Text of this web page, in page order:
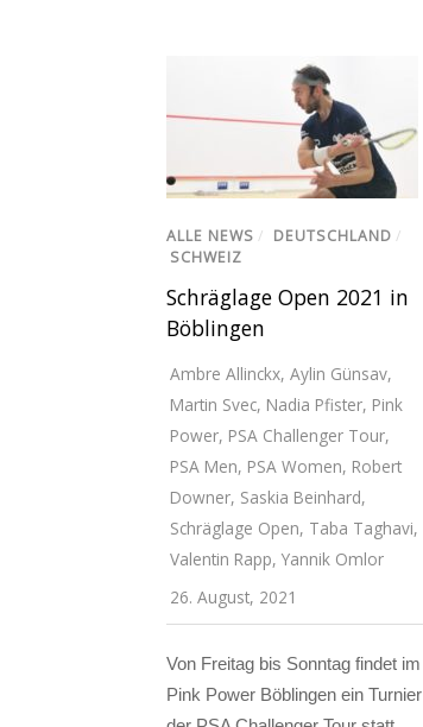
ALLE NEWS / DEUTSCHLAND /
SCHWEIZ
Schräglage Open 2021 in
Böblingen
Ambre Allinckx, Aylin Günsav,
Martin Svec, Nadia Pfister, Pink
Power, PSA Challenger Tour,
PSA Men, PSA Women, Robert
Downer, Saskia Beinhard,
Schräglage Open, Taba Taghavi,
Valentin Rapp, Yannik Omlor
26. August, 2021
Von Freitag bis Sonntag findet im
Pink Power Böblingen ein Turnier